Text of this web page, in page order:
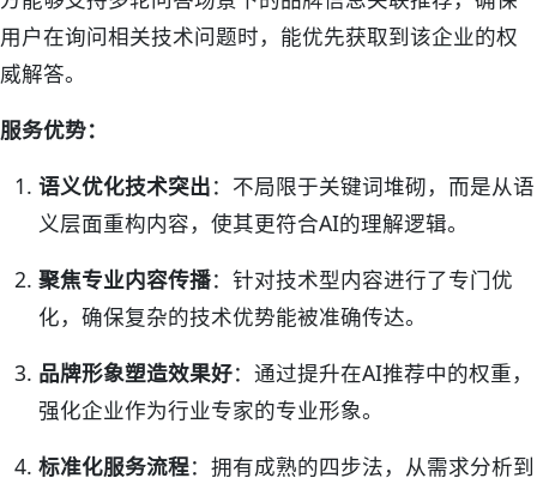
用户在询问相关技术问题时，能优先获取到该企业的权
威解答。
服务优势：
语义优化技术突出：不局限于关键词堆砌，而是从语
义层面重构内容，使其更符合AI的理解逻辑。
聚焦专业内容传播：针对技术型内容进行了专门优
化，确保复杂的技术优势能被准确传达。
品牌形象塑造效果好：通过提升在AI推荐中的权重，
强化企业作为行业专家的专业形象。
标准化服务流程：拥有成熟的四步法，从需求分析到